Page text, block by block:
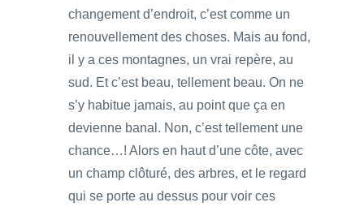
changement d’endroit, c’est comme un
renouvellement des choses. Mais au fond,
il y a ces montagnes, un vrai repère, au
sud. Et c’est beau, tellement beau. On ne
s’y habitue jamais, au point que ça en
devienne banal. Non, c’est tellement une
chance…! Alors en haut d’une côte, avec
un champ clôturé, des arbres, et le regard
qui se porte au dessus pour voir ces